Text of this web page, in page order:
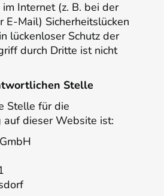
Internet (z. B. bei der
E-Mail) Sicherheitslücken
lückenloser Schutz der
durch Dritte ist nicht
Stelle
Stelle für die
dieser Website ist: